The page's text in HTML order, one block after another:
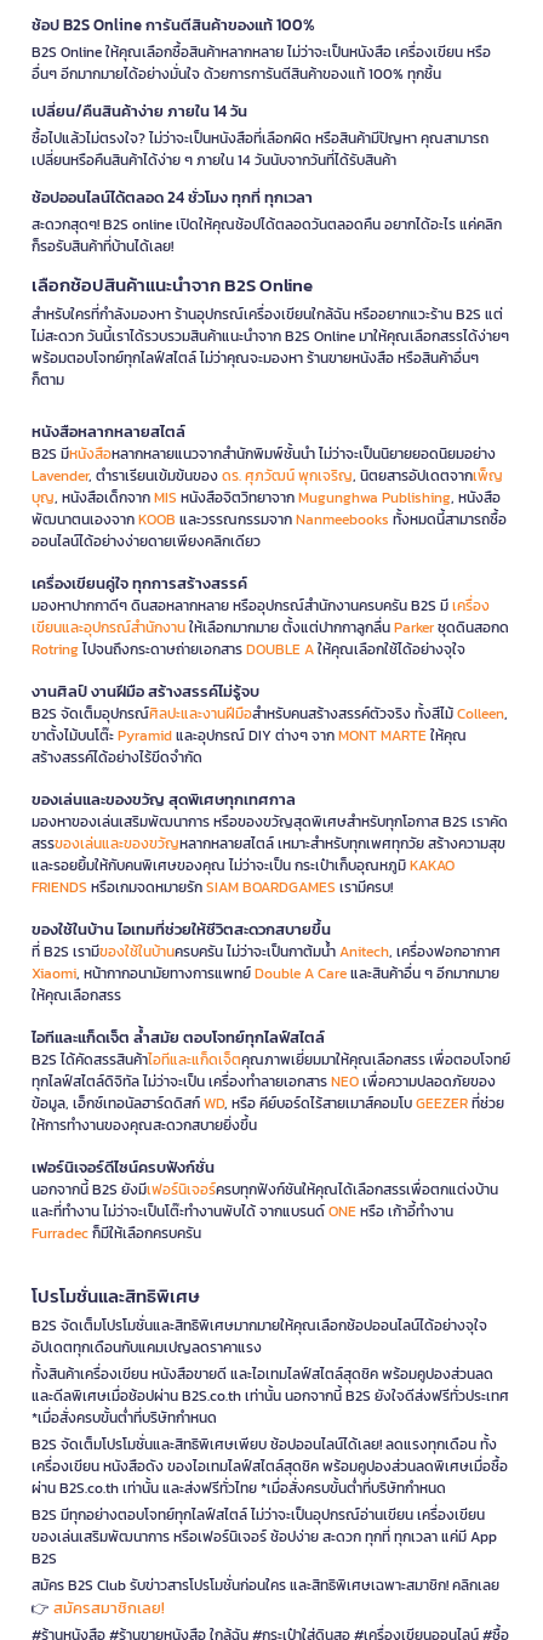
ช้อป B2S Online การันตีสินค้าของแท้ 100%
B2S Online ให้คุณเลือกซื้อสินค้าหลากหลาย ไม่ว่าจะเป็นหนังสือ เครื่องเขียน หรือ
อื่นๆ อีกมากมายได้อย่างมั่นใจ ด้วยการการันตีสินค้าของแท้ 100% ทุกชิ้น
เปลี่ยน/คืนสินค้าง่าย ภายใน 14 วัน
ซื้อไปแล้วไม่ตรงใจ? ไม่ว่าจะเป็นหนังสือที่เลือกผิด หรือสินค้ามีปัญหา คุณสามารถ
เปลี่ยนหรือคืนสินค้าได้ง่าย ๆ ภายใน 14 วันนับจากวันที่ได้รับสินค้า
ช้อปออนไลน์ได้ตลอด 24 ชั่วโมง ทุกที่ ทุกเวลา
สะดวกสุดๆ! B2S online เปิดให้คุณช้อปได้ตลอดวันตลอดคืน อยากได้อะไร แค่คลิก
ก็รอรับสินค้าที่บ้านได้เลย!
เลือกช้อปสินค้าแนะนำจาก B2S Online
สำหรับใครที่กำลังมองหา ร้านอุปกรณ์เครื่องเขียนใกล้ฉัน หรืออยากแวะร้าน B2S แต่
ไม่สะดวก วันนี้เราได้รวบรวมสินค้าแนะนำจาก B2S Online มาให้คุณเลือกสรรได้ง่ายๆ
พร้อมตอบโจทย์ทุกไลฟ์สไตล์ ไม่ว่าคุณจะมองหา ร้านขายหนังสือ หรือสินค้าอื่นๆ
ก็ตาม
หนังสือหลากหลายสไตล์
B2S มีหนังสือหลากหลายแนวจากสำนักพิมพ์ชั้นนำ ไม่ว่าจะเป็นนิยายยอดนิยมอย่าง
Lavender, ตำราเรียนเข้มข้นของดร. ศุภวัฒน์ พุกเจริญ, นิตยสารอัปเดตจากเพ็ญ
บุญ, หนังสือเด็กจากMIS หนังสือจิตวิทยาจากMugunghwa Publishing, หนังสือ
พัฒนาตนเองจากKOOB และวรรณกรรมจากNanmeebooks ทั้งหมดนี้สามารถซื้อ
ออนไลน์ได้อย่างง่ายดายเพียงคลิกเดียว
เครื่องเขียนคู่ใจ ทุกการสร้างสรรค์
มองหาปากกาดีๆ ดินสอหลากหลาย หรืออุปกรณ์สำนักงานครบครัน B2S มีเครื่อง
เขียนและอุปกรณ์สำนักงานให้เลือกมากมาย ตั้งแต่ปากกาลูกลื่นParkerชุดดินสอกด
Rotringไปจนถึงกระดาษถ่ายเอกสารDOUBLE Aให้คุณเลือกใช้ได้อย่างจุใจ
งานศิลป์ งานฝีมือ สร้างสรรค์ไม่รู้จบ
B2S จัดเต็มอุปกรณ์ศิลปะและงานฝีมือสำหรับคนสร้างสรรค์ตัวจริง ทั้งสีไม้Colleen,
ขาตั้งไม้บนโต๊ะPyramidและอุปกรณ์ DIY ต่างๆ จากMONT MARTEให้คุณ
สร้างสรรค์ได้อย่างไร้ขีดจำกัด
ของเล่นและของขวัญ สุดพิเศษทุกเทศกาล
มองหาของเล่นเสริมพัฒนาการ หรือของขวัญสุดพิเศษสำหรับทุกโอกาส B2S เราคัด
สรรของเล่นและของขวัญหลากหลายสไตล์ เหมาะสำหรับทุกเพศทุกวัย สร้างความสุข
และรอยยิ้มให้กับคนพิเศษของคุณ ไม่ว่าจะเป็น กระเป๋าเก็บอุณหภูมิKAKAO
FRIENDS หรือเกมจดหมายรักSIAM BOARDGAMES เรามีครบ!
ของใช้ในบ้าน ไอเทมที่ช่วยให้ชีวิตสะดวกสบายขึ้น
ที่ B2S เรามีของใช้ในบ้านครบครัน ไม่ว่าจะเป็นกาต้มน้ำAnitech, เครื่องฟอกอากาศ
Xiaomi, หน้ากากอนามัยทางการแพทย์Double A Careและสินค้าอื่น ๆ อีกมากมาย
ให้คุณเลือกสรร
ไอทีและแก็ดเจ็ต ล้ำสมัย ตอบโจทย์ทุกไลฟ์สไตล์
B2S ได้คัดสรรสินค้าไอทีและแก็ดเจ็ตคุณภาพเยี่ยมมาให้คุณเลือกสรร เพื่อตอบโจทย์
ทุกไลฟ์สไตล์ดิจิทัล ไม่ว่าจะเป็น เครื่องทำลายเอกสารNEOเพื่อความปลอดภัยของ
ข้อมูล, เอ็กซ์เทอนัลฮาร์ดดิสก์WD, หรือ คีย์บอร์ดไร้สายเมาส์คอมโบGEEZERที่ช่วย
ให้การทำงานของคุณสะดวกสบายยิ่งขึ้น
เฟอร์นิเจอร์ดีไซน์ครบฟังก์ชั่น
นอกจากนี้ B2S ยังมีเฟอร์นิเจอร์ครบทุกฟังก์ชันให้คุณได้เลือกสรรเพื่อตกแต่งบ้าน
และที่ทำงาน ไม่ว่าจะเป็นโต๊ะทำงานพับได้ จากแบรนด์ONEหรือ เก้าอี้ทำงาน
Furradecก็มีให้เลือกครบครัน
โปรโมชั่นและสิทธิพิเศษ
B2S จัดเต็มโปรโมชั่นและสิทธิพิเศษมากมายให้คุณเลือกช้อปออนไลน์ได้อย่างจุใจ
อัปเดตทุกเดือนกับแคมเปญลดราคาแรง
ทั้งสินค้าเครื่องเขียน หนังสือขายดี และไอเทมไลฟ์สไตล์สุดชิค พร้อมคูปองส่วนลด
และดีลพิเศษเมื่อช้อปผ่าน B2S.co.th เท่านั้น นอกจากนี้ B2S ยังใจดีส่งฟรีทั่วประเทศ
*เมื่อสั่งครบขั้นต่ำที่บริษัทกำหนด
B2S จัดเต็มโปรโมชั่นและสิทธิพิเศษเพียบ ช้อปออนไลน์ได้เลย! ลดแรงทุกเดือน ทั้ง
เครื่องเขียน หนังสือดัง ของไอเทมไลฟ์สไตล์สุดชิค พร้อมคูปองส่วนลดพิเศษเมื่อซื้อ
ผ่าน B2S.co.th เท่านั้น และส่งฟรีทั่วไทย *เมื่อสั่งครบขั้นต่ำที่บริษัทกำหนด
B2S มีทุกอย่างตอบโจทย์ทุกไลฟ์สไตล์ ไม่ว่าจะเป็นอุปกรณ์อ่านเขียน เครื่องเขียน
ของเล่นเสริมพัฒนาการ หรือเฟอร์นิเจอร์ ช้อปง่าย สะดวก ทุกที่ ทุกเวลา แค่มี App
B2S
สมัคร B2S Club รับข่าวสารโปรโมชั่นก่อนใคร และสิทธิพิเศษเฉพาะสมาชิก! คลิกเลย
👉 สมัครสมาชิกเลย!
#ร้านหนังสือ #ร้านขายหนังสือ ใกล้ฉัน #กระเป๋าใส่ดินสอ #เครื่องเขียนออนไลน์ #ซื้อ